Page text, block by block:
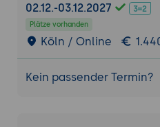
den Blue/Green-
Deployments.
Jenkins as Code:
Jenkins-Jobs als
Configuration as
02.12.-03.12.2027
Plätze vorhanden
Köln / Online
Kein passender Termin?